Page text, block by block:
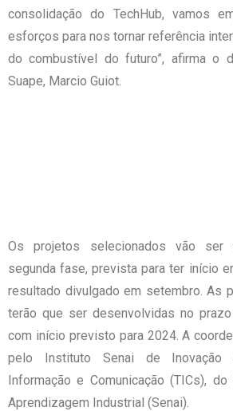
consolidação do TechHub, vamos
esforços para nos tornar referência
do combustível do futuro”, afirma o
Suape, Marcio Guiot.
Os projetos selecionados vão ser
segunda fase, prevista para ter início
resultado divulgado em setembro. As
terão que ser desenvolvidas no
com início previsto para 2024. A
pelo Instituto Senai de Inovação
Informação e Comunicação (TICs),
Aprendizagem Industrial (Senai).